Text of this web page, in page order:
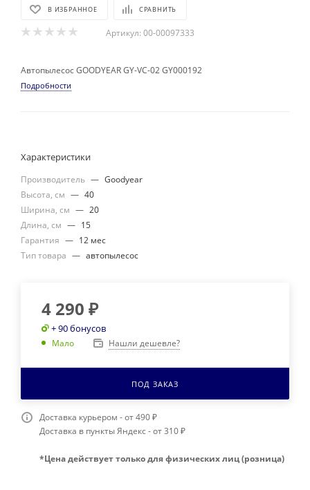
В ИЗБРАННОЕ СРАВНИТЬ
Артикул: 00-00097333
Автопылесос GOODYEAR GY-VC-02 GY000192
Подробности
Характеристики
Производитель — Goodyear
Высота, см — 40
Ширина, см — 20
Длина, см — 15
Гарантия — 12 мес
Тип товара — автопылесос
4 290 ₽
+ 90 бонусов
Мало Нашли дешевле?
ПОД ЗАКАЗ
Доставка курьером - от 490 ₽
Доставка в пункты Яндекс - от 310 ₽
*Цена действует только для физических лиц (розница)